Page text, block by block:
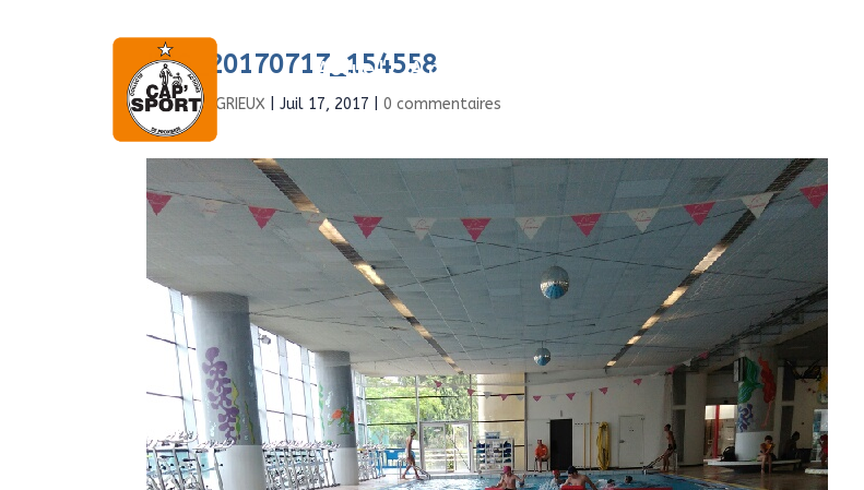
Accueil À propos
IMG_20170717_154558
parBoris GRIEUX |Juil 17, 2017 |0 commentaires